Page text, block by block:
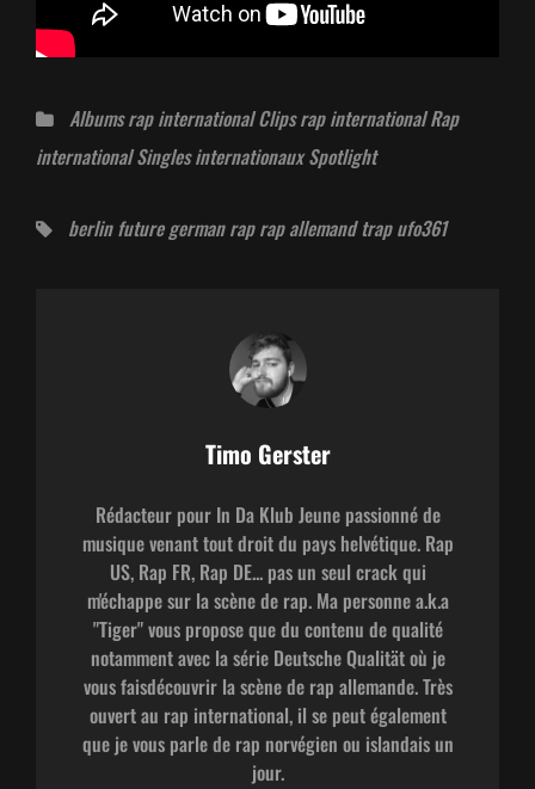
Catégories
Albums rap international Clips rap international Rap
international Singles internationaux Spotlight
Tags,berlin future german rap rap allemand trap ufo361
Auteur:
Timo Gerster
Rédacteur pour In Da Klub Jeune passionné de
musique venant tout droit du pays helvétique. Rap
US, Rap FR, Rap DE... pas un seul crack qui
m'échappe sur la scène de rap. Ma personne a.k.a
"Tiger" vous propose que du contenu de qualité
notamment avec la série Deutsche Qualität où je
vous faisdécouvrir la scène de rap allemande. Très
ouvert au rap international, il se peut également
que je vous parle de rap norvégien ou islandais un
jour.